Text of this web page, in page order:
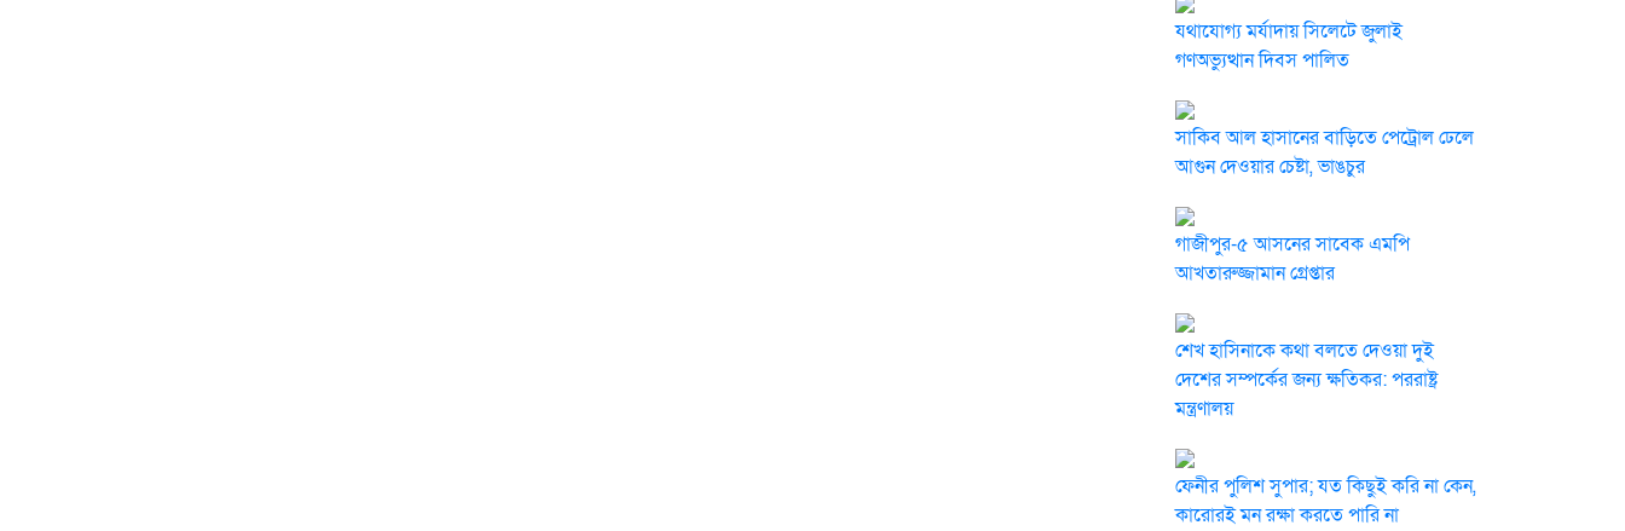
যথাযোগ্য মর্যাদায় সিলেটে জুলাই
গণঅভ্যুত্থান দিবস পালিত
সাকিব আল হাসানের বাড়িতে পেট্রোল ঢেলে
আগুন দেওয়ার চেষ্টা, ভাঙচুর
গাজীপুর-৫ আসনের সাবেক এমপি
আখতারুজ্জামান গ্রেপ্তার
শেখ হাসিনাকে কথা বলতে দেওয়া দুই
দেশের সম্পর্কের জন্য ক্ষতিকর: পররাষ্ট্র
মন্ত্রণালয়
ফেনীর পুলিশ সুপার; যত কিছুই করি না কেন,
কারোরই মন রক্ষা করতে পারি না